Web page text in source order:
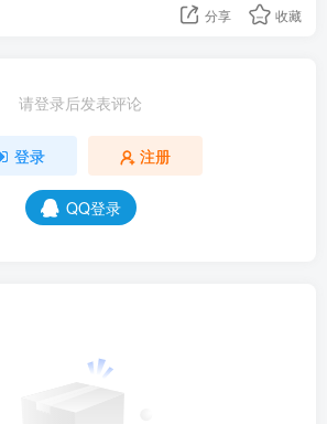
分享 收藏
请登录后发表评论
登录 注册
QQ登录